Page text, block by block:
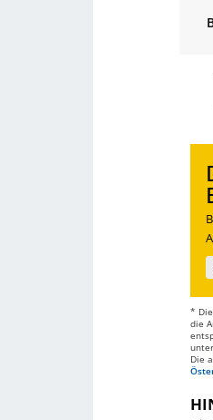
*
die
unter
Die